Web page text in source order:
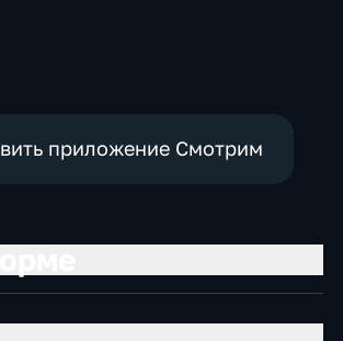
приложение Смотрим